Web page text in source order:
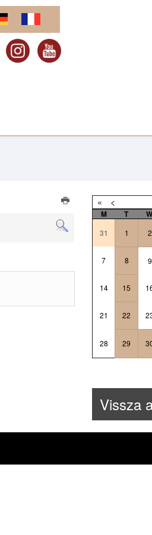
« <
M T W
31
1 2
7 8 9
14 15
21 22
28 29
Vissza